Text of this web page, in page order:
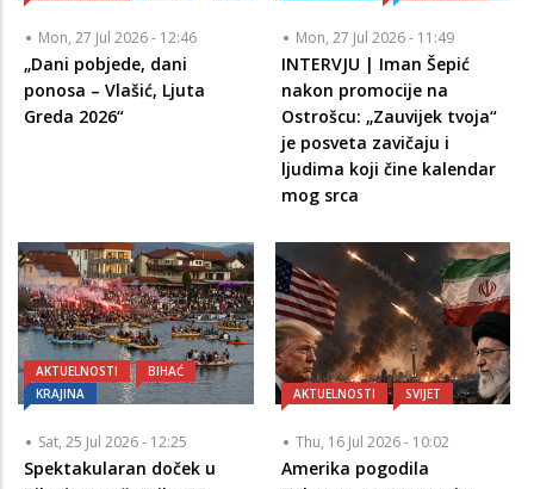
Mon, 27 Jul 2026 - 12:46
„Dani pobjede, dani
ponosa – Vlašić, Ljuta
Greda 2026“
Mon, 27 Jul 2026 - 11:49
INTERVJU | Iman Šepić
nakon promocije na
Ostrošcu: „Zauvijek tvoja“
je posveta zavičaju i
ljudima koji čine kalendar
mog srca
AKTUELNOSTI
BIHAĆ
KRAJINA
Sat, 25 Jul 2026 - 12:25
Spektakularan doček u
AKTUELNOSTI SVIJET
Thu, 16 Jul 2026 - 10:02
Amerika pogodila